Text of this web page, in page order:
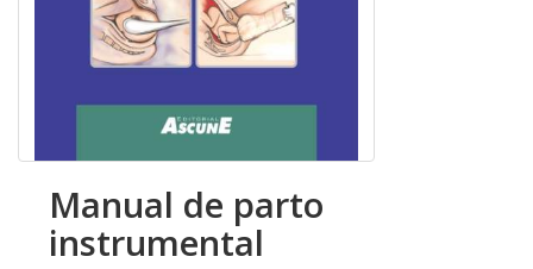
Manual de parto
instrumental